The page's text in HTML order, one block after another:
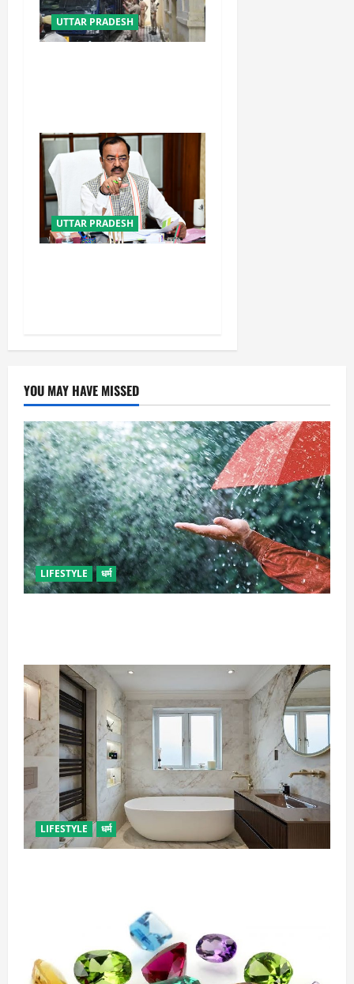
UTTAR PRADESH
UTTAR PRADESH
YOU MAY HAVE MISSED
LIFESTYLE धर्म
LIFESTYLE धर्म